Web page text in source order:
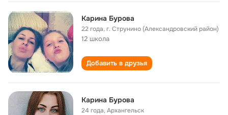
Карина Бурова
22 года,г. Струнино (Александровский район)
12 школа
Добавить в друзья
Карина Бурова
24 года,Архангельск